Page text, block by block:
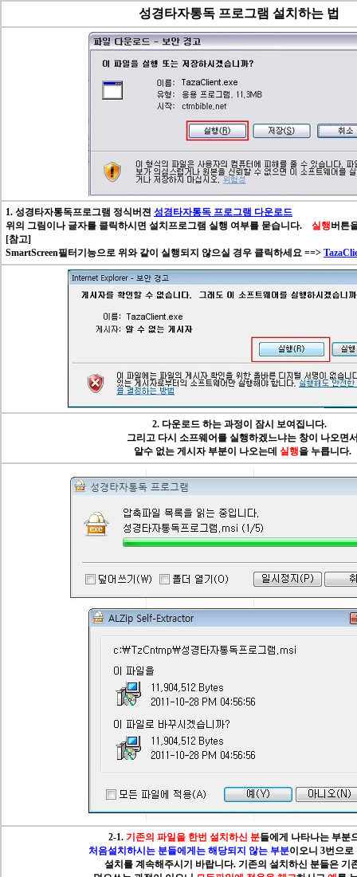
성경타자통독 프로그램 설치하는 법
1. 성경타자통독프로그램 정식버젼 성경타자통독 프로그램 다운로드
위의 그림이나 글자를 클릭하시면 설치프로그램 실행 여부를 묻습니다. 실행버튼
[참고]
SmartScreen필터기능으로 위와 같이 실행되지 않으실 경우 클릭하세요 ==>
2. 다운로드 하는 과정이 잠시 보여집니다.
그리고 다시 소프웨어를 실행하겠느냐는 창이 나오면
알수 없는 게시자 부분이 나오는데 실행을 누릅니다.
2-1. 기존의 파일을 한번 설치하신 분들에게 나타나는 부분
처음설치하시는 분들에게는 해당되지 않는 부분이오니 3번으
설치를 계속해주시기 바랍니다. 기존의 설치하신 분들은 기